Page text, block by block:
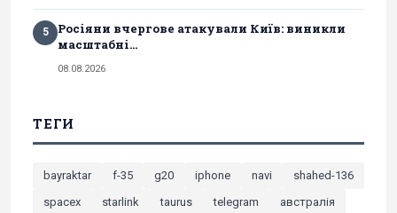
5
Росіяни вчергове атакували Київ: виникли
масштабні...
08.08.2026
ТЕГИ
bayraktar f-35 g20 iphone navi
shahed-136
spacex
starlink taurus telegram
австралія